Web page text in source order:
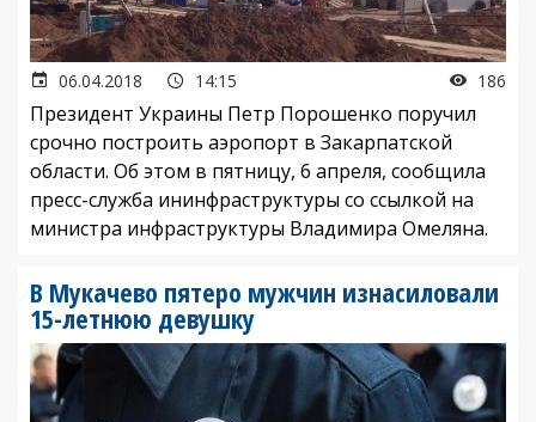
06.04.2018 14:15 186
Президент Украины Петр Порошенко поручил
срочно построить аэропорт в Закарпатской
области. Об этом в пятницу, 6 апреля, сообщила
пресс-служба ининфраструктуры со ссылкой на
министра инфраструктуры Владимира Омеляна.
В Мукачево пятеро мужчин изнасиловали
15-летнюю девушку